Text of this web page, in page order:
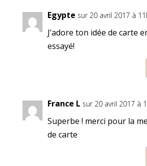
Egypte sur 20 avril 2017 à
J’adore ton idée de carte
essayé!
France L sur 20 avril 2017 à
Superbe ! merci pour la
de carte